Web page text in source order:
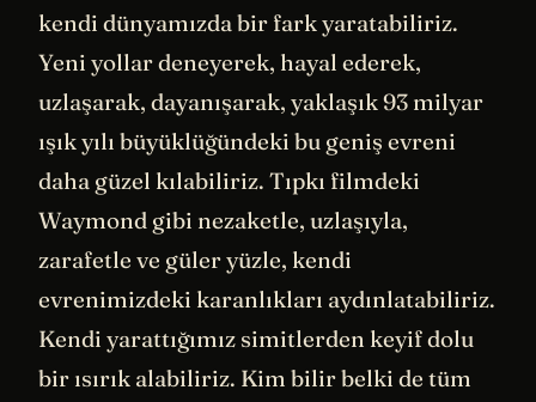
kendi dünyamızda bir fark yaratabiliriz.
Yeni yollar deneyerek, hayal ederek,
uzlaşarak, dayanışarak, yaklaşık 93 milyar
ışık yılı büyüklüğündeki bu geniş evreni
daha güzel kılabiliriz. Tıpkı filmdeki
Waymond gibi nezaketle, uzlaşıyla,
zarafetle ve güler yüzle, kendi
evrenimizdeki karanlıkları aydınlatabiliriz.
Kendi yarattığımız simitlerden keyif dolu
bir ısırık alabiliriz. Kim bilir belki de tüm